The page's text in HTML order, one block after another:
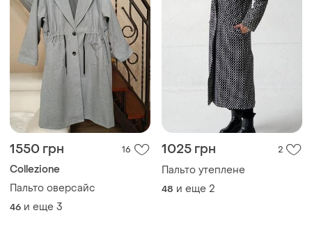
1550 грн 16
Collezione
Пальто оверсайс
46 и еще 3
1025 грн 2
Пальто утеплене
48 и еще 2